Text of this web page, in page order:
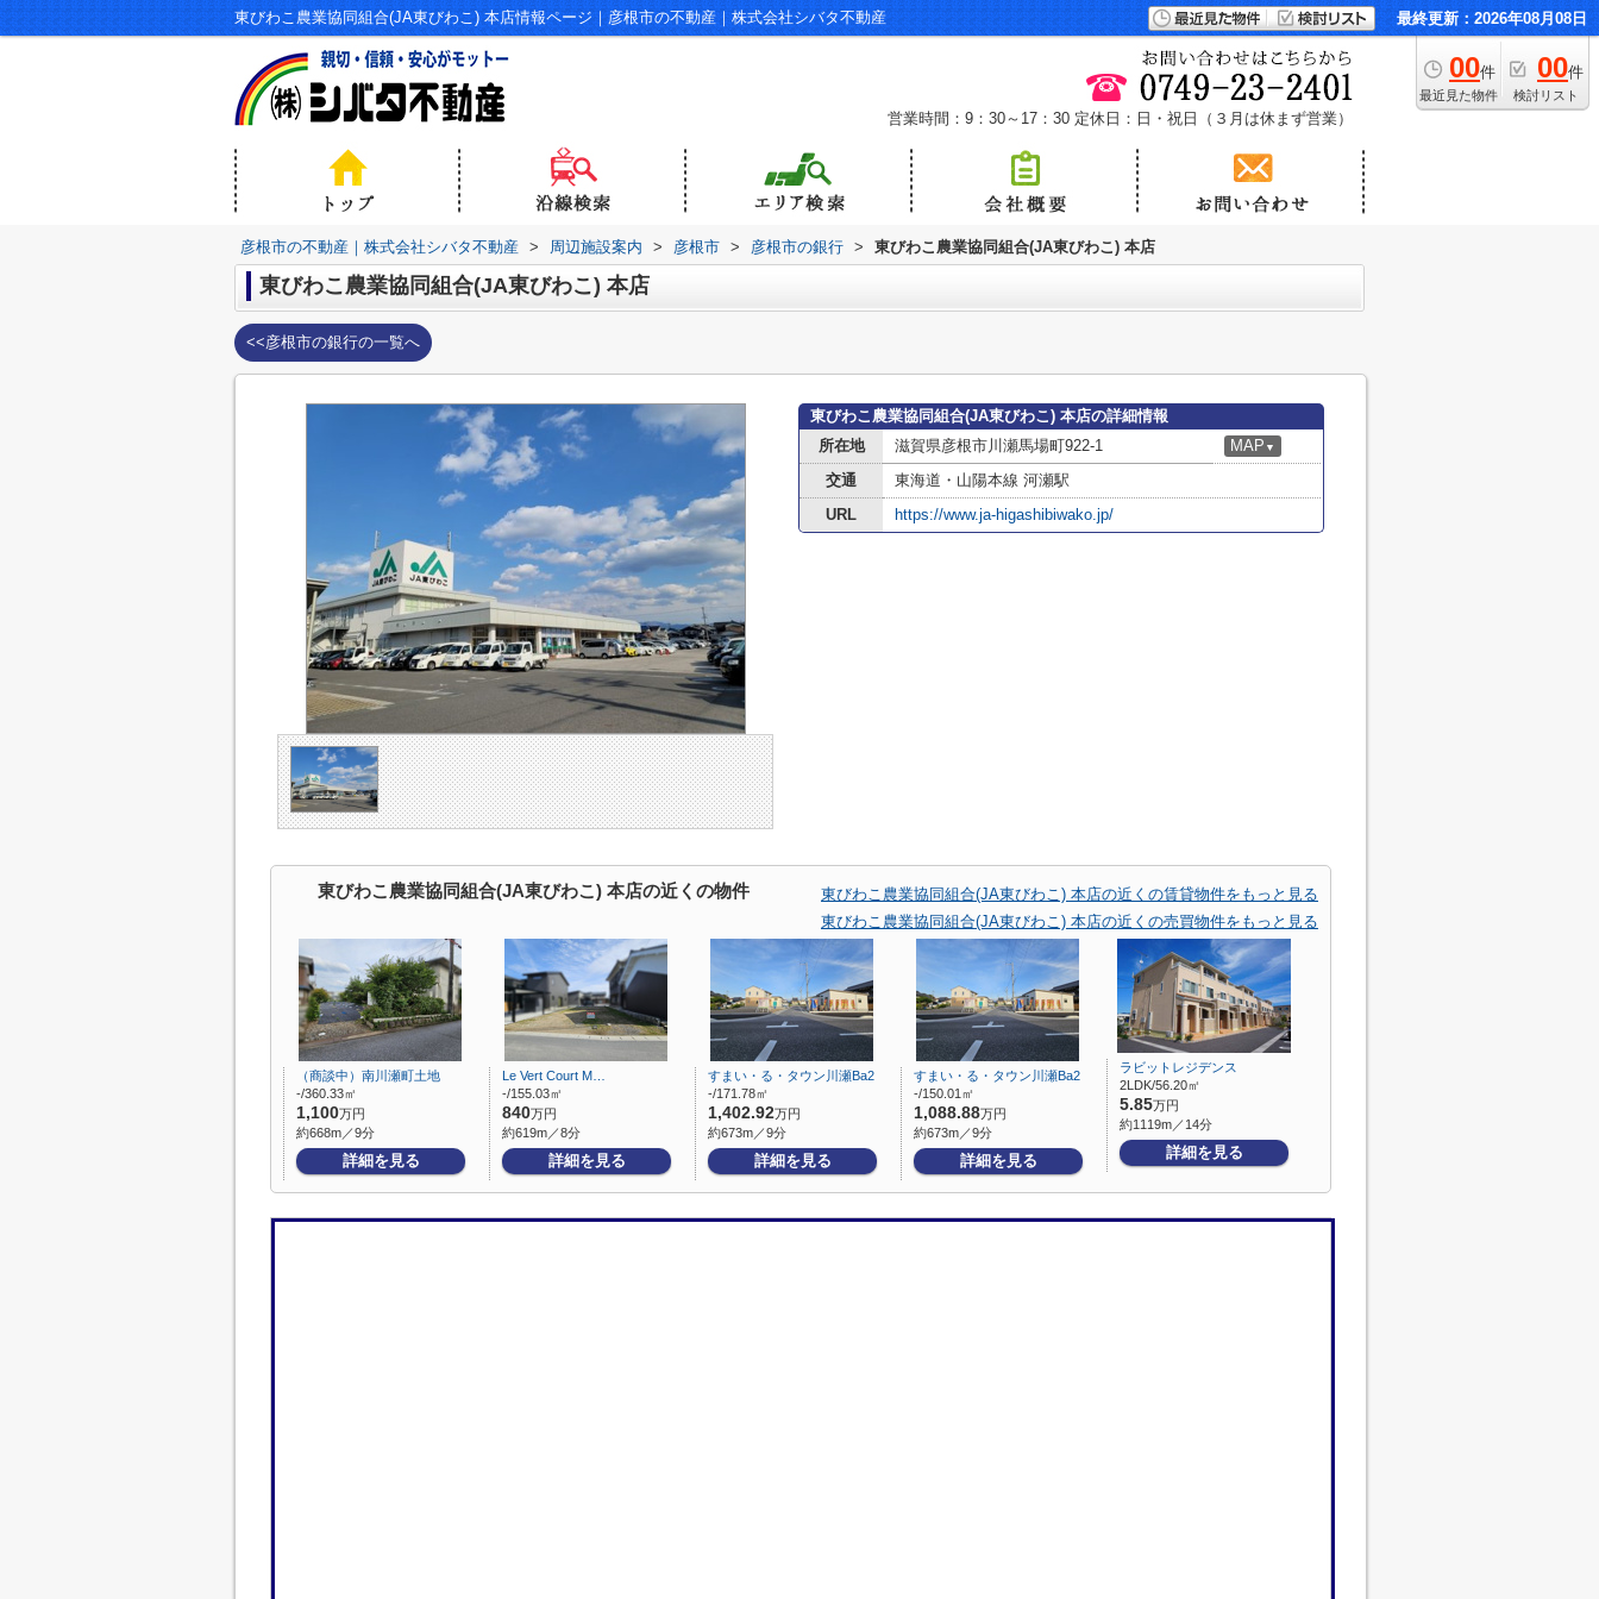
東びわこ農業協同組合(JA東びわこ) 本店情報ページ｜彦根市の不動産｜株式会社シバタ不動産 最終更新：2026年08月08日
00件
最近見た物件
00件
検討リスト
営業時間：9：30～17：30 定休日：日・祝日（３月は休まず営業）
彦根市の不動産｜株式会社シバタ不動産 > 周辺施設案内 > 彦根市 > 彦根市の銀行 > 東びわこ農業協同組合(JA東びわこ) 本店
東びわこ農業協同組合(JA東びわこ) 本店
<<彦根市の銀行の一覧へ
東びわこ農業協同組合(JA東びわこ) 本店の詳細情報
所在地
滋賀県彦根市川瀬馬場町922-1 MAP ▼
交通
東海道・山陽本線 河瀬駅
URL
https://www.ja-higashibiwako.jp/
東びわこ農業協同組合(JA東びわこ) 本店の近くの物件
東びわこ農業協同組合(JA東びわこ) 本店の近くの賃貸物件をもっと見る
東びわこ農業協同組合(JA東びわこ) 本店の近くの売買物件をもっと見る
（商談中）南川瀬町土地
-/360.33㎡
1,100万円
約668m／9分
詳細を見る
Le Vert Court M…
-/155.03㎡
840万円
約619m／8分
詳細を見る
すまい・る・タウン川瀬Ba2
-/171.78㎡
1,402.92万円
約673m／9分
詳細を見る
すまい・る・タウン川瀬Ba2
-/150.01㎡
1,088.88万円
約673m／9分
詳細を見る
ラビットレジデンス
2LDK/56.20㎡
5.85万円
約1119m／14分
詳細を見る